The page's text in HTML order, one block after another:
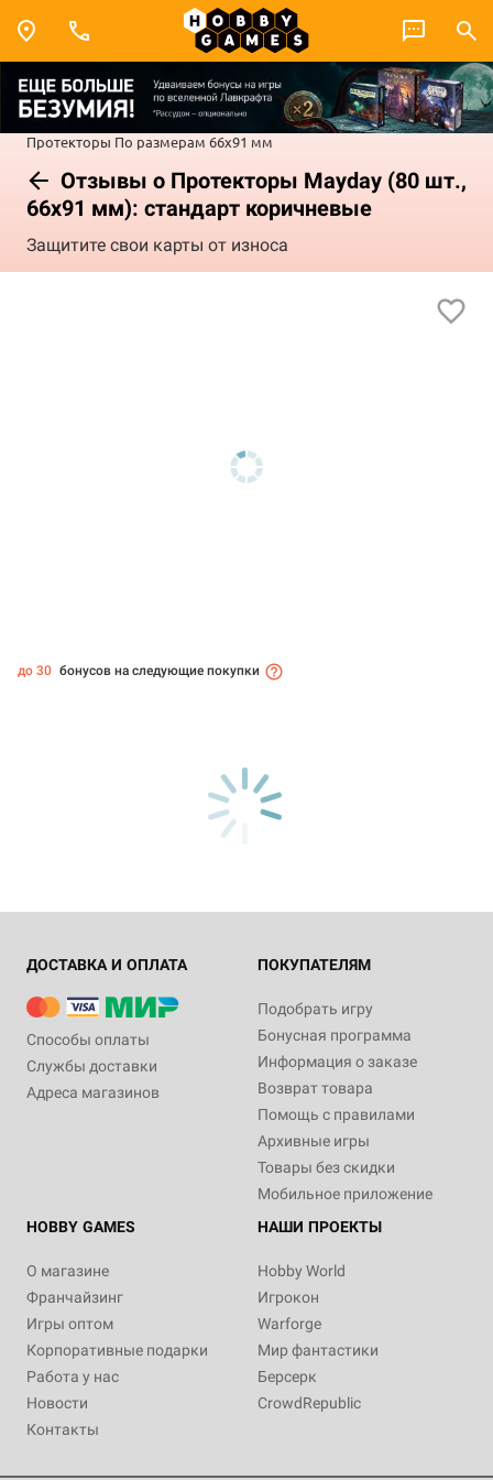
Протекторы По размерам 66x91 мм
Отзывы о Протекторы Mayday (80 шт.,
66x91 мм): стандарт коричневые
Защитите свои карты от износа
до 30 бонусов на следующие покупки
ДОСТАВКА И ОПЛАТА
Способы оплаты
Службы доставки
Адреса магазинов
ПОКУПАТЕЛЯМ
Подобрать игру
Бонусная программа
Информация о заказе
Возврат товара
Помощь с правилами
Архивные игры
Товары без скидки
Мобильное приложение
HOBBY GAMES
О магазине
Франчайзинг
Игры оптом
Корпоративные подарки
Работа у нас
Новости
Контакты
НАШИ ПРОЕКТЫ
Hobby World
Игрокон
Warforge
Мир фантастики
Берсерк
CrowdRepublic